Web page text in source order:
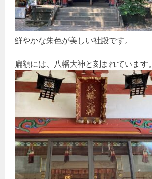
鮮やかな朱色が美しい社殿です。
扁額には、八幡大神と刻まれています。